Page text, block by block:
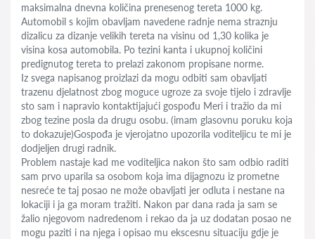
maksimalna dnevna količina prenesenog tereta 1000 kg.
Automobil s kojim obavljam navedene radnje nema straznju
dizalicu za dizanje velikih tereta na visinu od 1,30 kolika je
visina kosa automobila. Po tezini kanta i ukupnoj količini
predignutog tereta to prelazi zakonom propisane norme.
Iz svega napisanog proizlazi da mogu odbiti sam obavljati
trazenu djelatnost zbog moguce ugroze za svoje tijelo i zdravlje
sto sam i napravio kontaktijajući gospođu Meri i tražio da mi
zbog tezine posla da drugu osobu. (imam glasovnu poruku koja
to dokazuje)Gospođa je vjerojatno upozorila voditeljicu te mi je
dodjeljen drugi radnik.
Problem nastaje kad me voditeljica nakon što sam odbio raditi
sam prvo uparila sa osobom koja ima dijagnozu iz prometne
nesreće te taj posao ne može obavljati jer odluta i nestane na
lokaciji i ja ga moram tražiti. Nakon par dana rada ja sam se
žalio njegovom nadredenom i rekao da ja uz dodatan posao ne
mogu paziti i na njega i opisao mu ekscesnu situaciju gdje je